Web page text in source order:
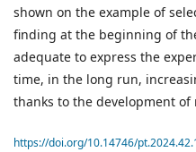
shown on the example of
finding at the beginning of
adequate to express the
time, in the long run,
thanks to the development of
https://doi.org/10.14746/